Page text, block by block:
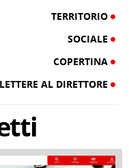
TERRITORIO
SOCIALE
COPERTINA
LETTERE AL DIRETTORE